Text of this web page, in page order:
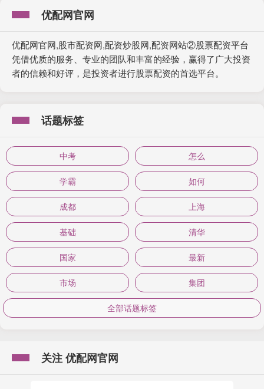
优配网官网
优配网官网,股市配资网,配资炒股网,配资网站②股票配资平台
凭借优质的服务、专业的团队和丰富的经验，赢得了广大投资
者的信赖和好评，是投资者进行股票配资的首选平台。
话题标签
中考 怎么
学霸 如何
成都 上海
基础 清华
国家 最新
市场 集团
全部话题标签
关注 优配网官网